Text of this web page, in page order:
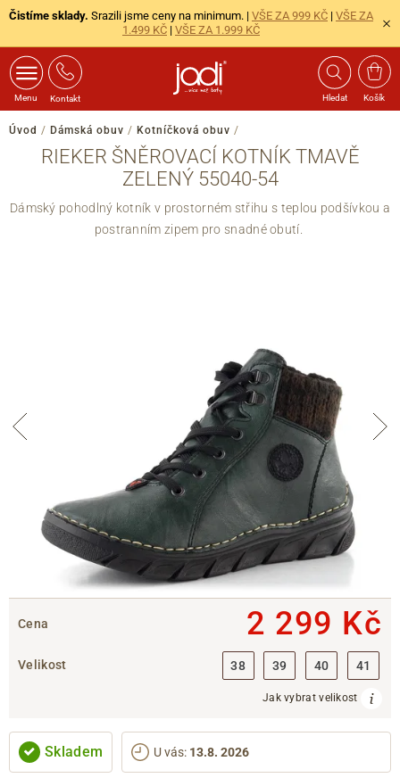
Čistíme sklady. Srazili jsme ceny na minimum. | VŠE ZA 999 KČ | VŠE ZA
1.499 KČ | VŠE ZA 1.999 KČ
Menu Kontakt Hledat Košík
Úvod / Dámská obuv / Kotníčková obuv /
RIEKER ŠNĚROVACÍ KOTNÍK TMAVĚ
ZELENÝ 55040-54
Dámský pohodlný kotník v prostorném střihu s teplou podšívkou a
postranním zipem pro snadné obutí.
Cena 2 299 Kč
Velikost 38 39 40 41
Jak vybrat velikost
Skladem U vás: 13.8. 2026